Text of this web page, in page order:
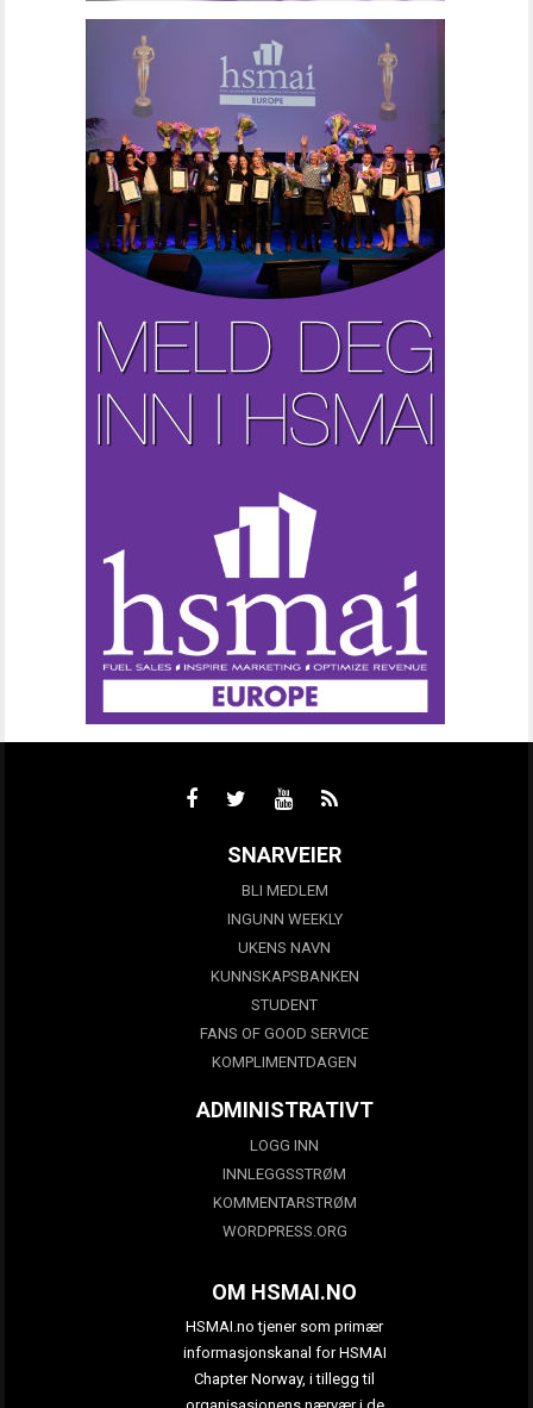
SNARVEIER
BLI MEDLEM
INGUNN WEEKLY
UKENS NAVN
KUNNSKAPSBANKEN
STUDENT
FANS OF GOOD SERVICE
KOMPLIMENTDAGEN
ADMINISTRATIVT
LOGG INN
INNLEGGSSTRØM
KOMMENTARSTRØM
WORDPRESS.ORG
OM HSMAI.NO
HSMAI.no tjener som primær
informasjonskanal for HSMAI
Chapter Norway, i tillegg til